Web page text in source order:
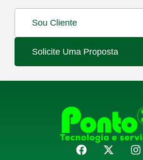
Sou Cliente
Solicite Uma Proposta